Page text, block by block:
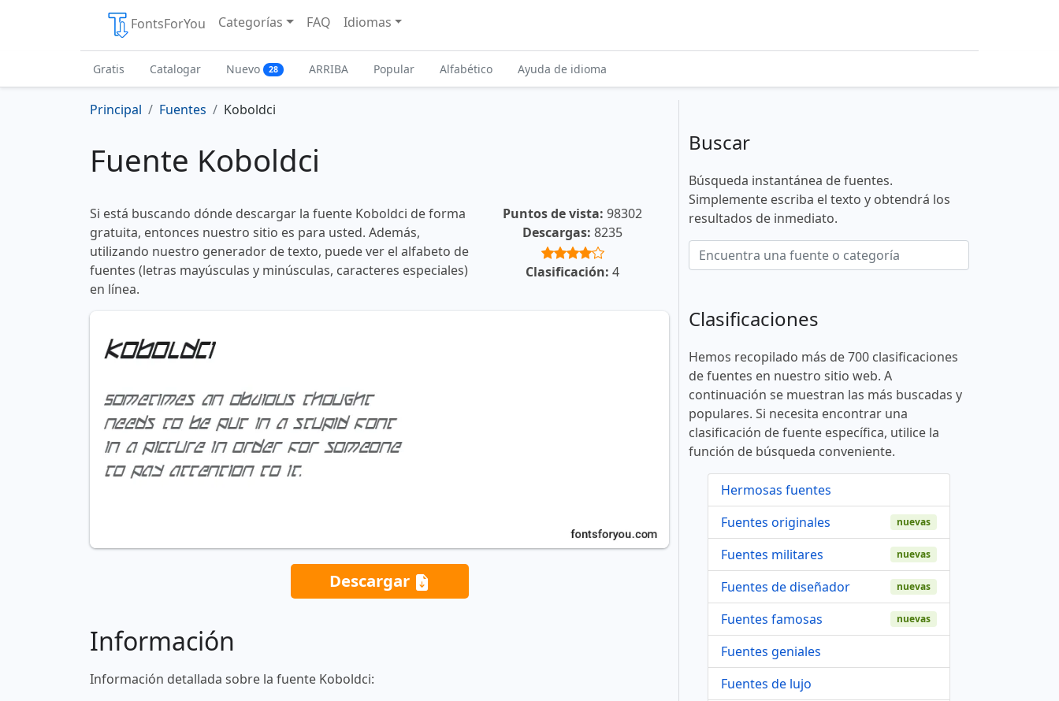
FontsForYou Categorías FAQ Idiomas
Gratis Catalogar Nuevo 28 ARRIBA Popular Alfabético Ayuda de idioma
Principal Fuentes Koboldci
Fuente Koboldci
Si está buscando dónde descargar la fuente Koboldci de forma
gratuita, entonces nuestro sitio es para usted. Además,
utilizando nuestro generador de texto, puede ver el alfabeto de
fuentes (letras mayúsculas y minúsculas, caracteres especiales)
en línea.
Puntos de vista: 98302
Descargas: 8235
Clasificación: 4
Descargar
Información
Información detallada sobre la fuente Koboldci:
Buscar
Búsqueda instantánea de fuentes.
Simplemente escriba el texto y obtendrá los
resultados de inmediato.
Clasificaciones
Hemos recopilado más de 700 clasificaciones
de fuentes en nuestro sitio web. A
continuación se muestran las más buscadas y
populares. Si necesita encontrar una
clasificación de fuente específica, utilice la
función de búsqueda conveniente.
Hermosas fuentes
Fuentes originales
nuevas
Fuentes militares nuevas
Fuentes de diseñador nuevas
Fuentes famosas nuevas
Fuentes geniales
Fuentes de lujo